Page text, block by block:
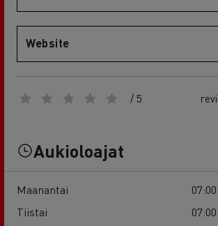
Website
/ 5
Aukioloajat
Maanantai
Tiistai